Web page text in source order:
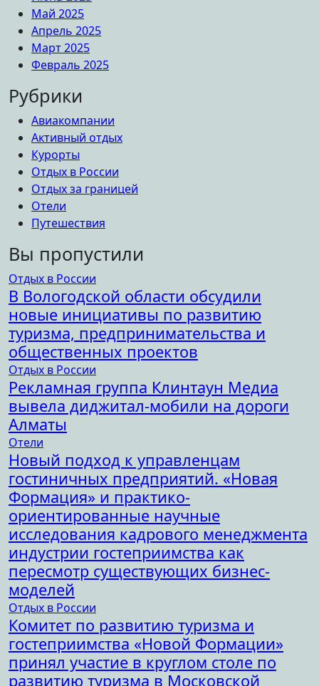
Май 2025
Апрель 2025
Март 2025
Февраль 2025
Рубрики
Авиакомпании
Активный отдых
Курорты
Отдых в России
Отдых за границей
Отели
Путешествия
Вы пропустили
Отдых в России
В Вологодской области обсудили
новые инициативы по развитию
туризма, предпринимательства и
общественных проектов
Отдых в России
Рекламная группа Клинтаун Медиа
вывела диджитал-мобили на дороги
Алматы
Отели
Новый подход к управленцам
гостиничных предприятий. «Новая
Формация» и практико-
ориентированные научные
исследования кадрового менеджмента
индустрии гостеприимства как
пересмотр существующих бизнес-
моделей
Отдых в России
Комитет по развитию туризма и
гостеприимства «Новой Формации»
принял участие в круглом столе по
развитию туризма в Московской